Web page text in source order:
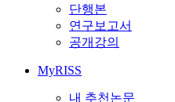
단행본
연구보고서
공개강의
MyRISS
내 추천논문